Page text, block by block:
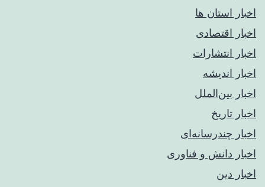
اخبار استان ها
اخبار اقتصادی
اخبار انتشارات
اخبار اندیشه
اخبار بین‌الملل
اخبار تاریخ
اخبار چندرسانه‌ای
اخبار دانش و فناوری
اخبار دین